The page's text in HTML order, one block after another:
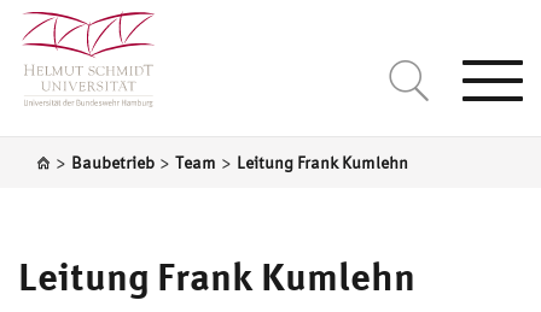
> Baubetrieb > Team > Leitung Frank Kumlehn
Leitung Frank Kumlehn